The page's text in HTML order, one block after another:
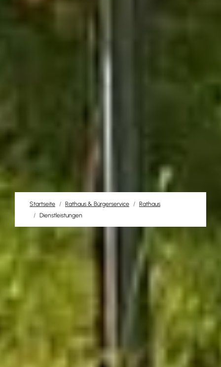
Startseite Rathaus & Bürgerservice
Rathaus
Dienstleistungen